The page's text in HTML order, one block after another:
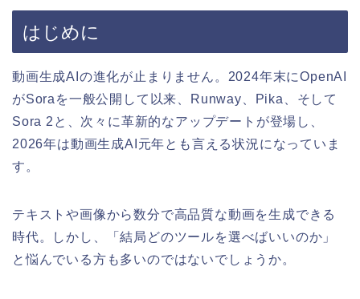
はじめに
動画生成AIの進化が止まりません。2024年末にOpenAI
がSoraを一般公開して以来、Runway、Pika、そして
Sora 2と、次々に革新的なアップデートが登場し、
2026年は動画生成AI元年とも言える状況になっていま
す。
テキストや画像から数分で高品質な動画を生成できる
時代。しかし、「結局どのツールを選べばいいのか」
と悩んでいる方も多いのではないでしょうか。